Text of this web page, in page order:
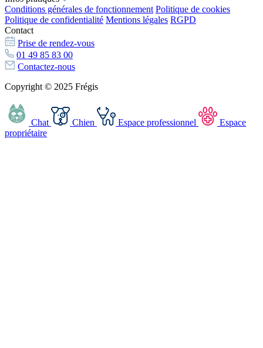
Conditions générales de fonctionnement Politique de cookies
Politique de confidentialité Mentions légales RGPD
Contact
Prise de rendez-vous
01 49 85 83 00
Contactez-nous
Copyright © 2025 Frégis
Chat Chien Espace professionnel
Espace
propriétaire